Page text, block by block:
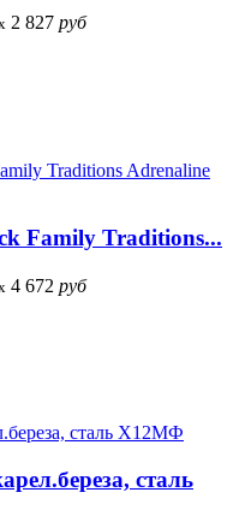
2 827 руб
Family Traditions...
4 672 руб
сталь